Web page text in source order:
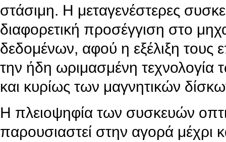
στάσιμη. Η μεταγενέστερες
διαφορετική προσέγγιση στο
δεδομένων, αφού η εξέλιξη τους
την ήδη ωριμασμένη
και κυρίως των μαγνητικών
Η πλειοψηφία των συσκευών
παρουσιαστεί στην αγορά μέχρι